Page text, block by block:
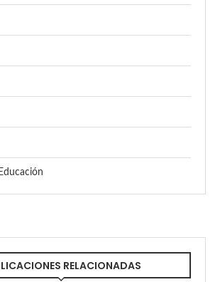
RELACIONADAS